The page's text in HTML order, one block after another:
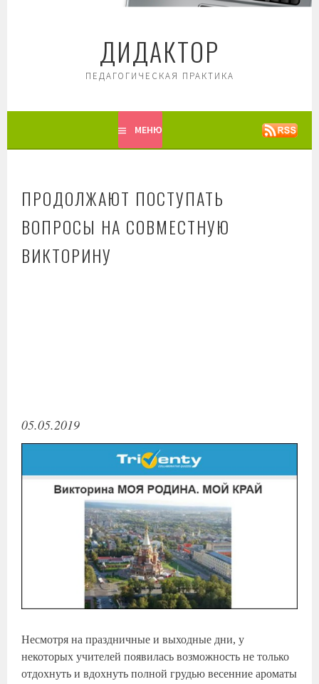
ДИДАКТОР
ПЕДАГОГИЧЕСКАЯ ПРАКТИКА
МЕНЮ
ПРОДОЛЖАЮТ ПОСТУПАТЬ
ВОПРОСЫ НА СОВМЕСТНУЮ
ВИКТОРИНУ
05.05.2019
Несмотря на праздничные и выходные дни, у
некоторых учителей появилась возможность не только
отдохнуть и вдохнуть полной грудью весенние ароматы